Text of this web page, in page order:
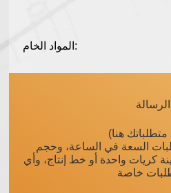
المواد الخام:
السعة في الساعة، وحجم
كريات واحدة أو خط إنتاج، وأي